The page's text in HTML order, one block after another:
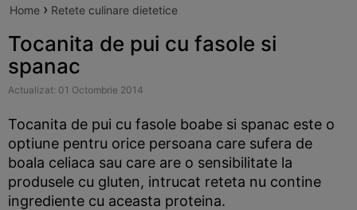
Home › Retete culinare dietetice
Tocanita de pui cu fasole si
spanac
Actualizat: 01 Octombrie 2014
Tocanita de pui cu fasole boabe si spanac este o
optiune pentru orice persoana care sufera de
boala celiaca sau care are o sensibilitate la
produsele cu gluten, intrucat reteta nu contine
ingrediente cu aceasta proteina.